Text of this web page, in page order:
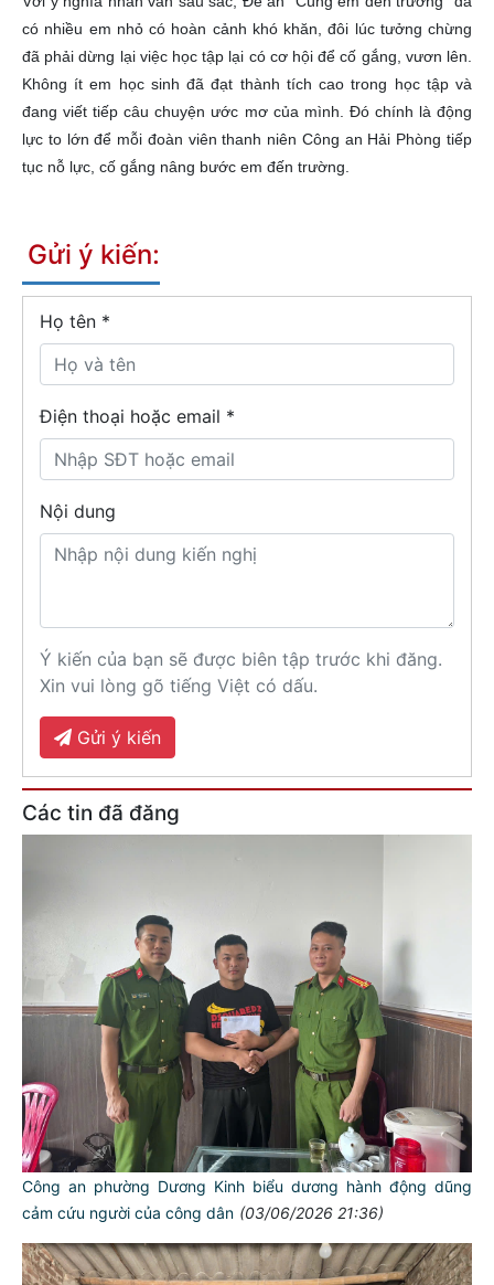
có nhiều em nhỏ có hoàn cảnh khó khăn, đôi lúc tưởng chừng
đã phải dừng lại việc học tập lại có cơ hội để cố gắng, vươn lên.
Không ít em học sinh đã đạt thành tích cao trong học tập và
đang viết tiếp câu chuyện ước mơ của mình. Đó chính là động
lực to lớn để mỗi đoàn viên thanh niên Công an Hải Phòng tiếp
tục nỗ lực, cố gắng nâng bước em đến trường.
Gửi ý kiến:
Họ tên *
Điện thoại hoặc email *
Nội dung
Ý kiến của bạn sẽ được biên tập trước khi đăng.
Xin vui lòng gõ tiếng Việt có dấu.
Gửi ý kiến
Các tin đã đăng
Công an phường Dương Kinh biểu dương hành động dũng
cảm cứu người của công dân (03/06/2026 21:36)